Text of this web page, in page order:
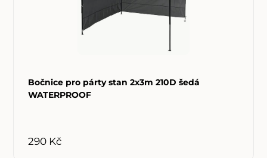
Bočnice pro párty stan 2x3m 210D šedá
WATERPROOF
290 Kč